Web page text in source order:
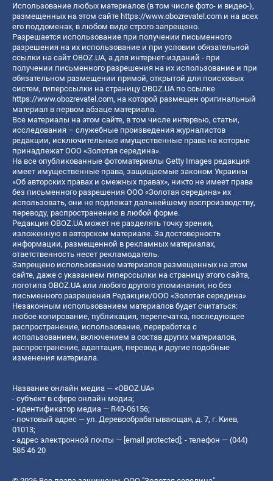
Использование любых материалов (в том числе фото- и видео-),
размещенных на этом сайте https://www.obozrevatel.com и на всех
его поддоменах, в любом виде строго запрещено.
Разрешается использование при получении письменного
разрешения на их использование и при условии обязательной
ссылки на сайт OBOZ.UA, а для интернет-изданий - при
получении письменного разрешения на их использование и при
обязательном размещении прямой, открытой для поисковых
систем, гиперссылки на страницу OBOZ.UA по ссылке
https://www.obozrevatel.com, на которой размещен оригинальный
материал в первом абзаце материала.
Все материалы на этом сайте, в том числе интервью, статьи,
исследования – служебные произведения журналистов
редакции, исключительные имущественные права на которые
принадлежат ООО «Золотая середина».
На все опубликованные фотоматериалы Getty Images редакция
имеет имущественные права, защищаемые законом Украины
«Об авторских правах и смежных правах», никто не имеет права
без письменного разрешения ООО «Золотая середина» их
использовать, они не подлежат дальнейшему воспроизводству,
переводу, распространению в любой форме.
Редакция OBOZ.UA может не разделять точку зрения,
изложенную в авторском материале. За достоверность
информации, размещенной в рекламных материалах,
ответственность несет рекламодатель.
Запрещено использование материалов размещенных на этом
сайте, даже с указанием гиперссылки на страницу этого сайта,
логотипа OBOZ.UA или любого другого упоминания, но без
письменного разрешения Редакции/ООО «Золотая середина»
Незаконным использованием материалов будет считаться:
любое копирование, публикация, перепечатка, последующее
распространение, использование, переработка с
использованием, включением в состав других материалов,
распространение, адаптация, перевод и другие подобные
изменения материала.
Название онлайн медиа — «OBOZ.UA»
- субъект в сфере онлайн медиа;
- идентификатор медиа — R40-06156;
- почтовый адрес — ул. Деревообрабатывающая, д. 7, г. Киев,
01013;
- адрес электронной почты — [email protected]; - телефон — (044)
585 46 20